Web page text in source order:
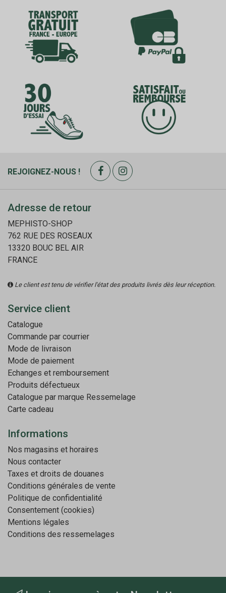
REJOIGNEZ-NOUS !
Adresse de retour
MEPHISTO-SHOP
762 RUE DES ROSEAUX
13320 BOUC BEL AIR
FRANCE
Le client est tenu de vérifier l'état des produits livrés dès leur réception.
Service client
Catalogue
Commande par courrier
Mode de livraison
Mode de paiement
Echanges et remboursement
Produits défectueux
Catalogue par marque Ressemelage
Carte cadeau
Informations
Nos magasins et horaires
Nous contacter
Taxes et droits de douanes
Conditions générales de vente
Politique de confidentialité
Consentement (cookies)
Mentions légales
Conditions des ressemelages